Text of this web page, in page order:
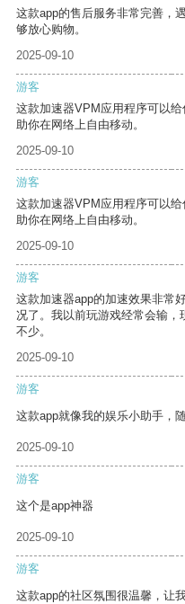
这款app的售后服务非常完善，
够放心购物。
2025-09-10
游客
这款加速器VPM应用程序可以
助你在网络上自由移动。
2025-09-10
游客
这款加速器VPM应用程序可以
助你在网络上自由移动。
2025-09-10
游客
这款加速器app的加速效果非常
况了。我以前玩游戏经常会输，
不少。
2025-09-10
游客
这款app就像我的娱乐小助手，
2025-09-10
游客
这个是app神器
2025-09-10
游客
这款app的社区氛围很温馨，让